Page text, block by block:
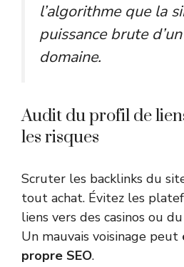
l’algorithme que la
puissance brute
domaine.
Audit du profil de
les risques
Scruter les backlinks du
tout achat. Évitez les
liens vers des casinos ou
Un mauvais voisinage peut
propre SEO.